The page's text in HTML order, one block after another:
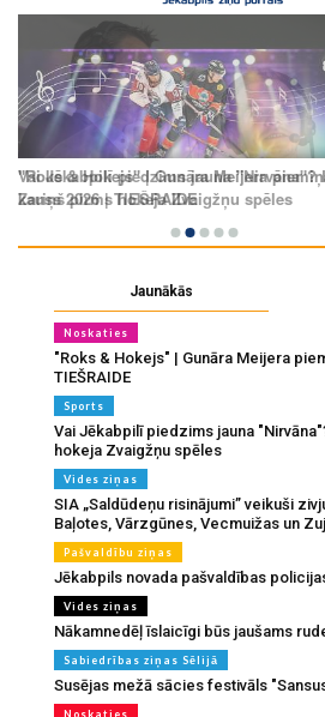
Jaunākās
Noskaties
"Roks & Hokejs" | Gunāra Meijera
TIEŠRAIDE
Sports
Vai Jēkabpilī piedzims jauna
hokeja Zvaigžņu spēles
Vides ziņas
SIA „Saldūdeņu risinājumi” veikuši
Baļotes, Vārzgūnes, Vecmuižas un
Pašvaldību ziņas
Jēkabpils novada pašvaldības
Vides ziņas
Nākamnedēļ īslaicīgi būs jaušams
Sabiedrības ziņas Sēlijā
Susējas mežā sācies festivāls
Noskaties